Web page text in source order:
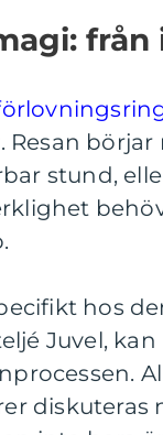
Resan
stund,
hos
Juvel,
diskuteras